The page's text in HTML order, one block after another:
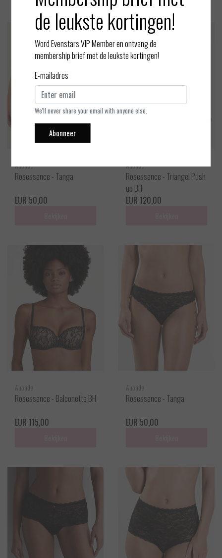
Aubade
Rosessence - Tanga
EUR 50,00
Aubade
Rosessence - Triangel Push
up BH
EUR 120,00
Aubade
Rosessence - Balconette BH
EUR 115,00
Aubade
Rosessence - Tanga
EUR 50,00
de leukste kortingen!
Word Evenstars VIP Member en ontvang de
membership brief met de leukste kortingen!
E-mailadres
We'll never share your email with anyone else.
Abonneer